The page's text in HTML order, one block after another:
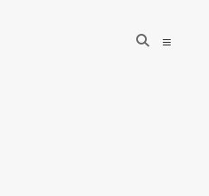
open
search
open